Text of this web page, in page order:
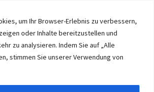
um Ihr Browser-Erlebnis zu verbessern,
oder Inhalte bereitzustellen und
zu analysieren. Indem Sie auf „Alle
stimmen Sie unserer Verwendung von
UG, Germany, member of the ERUON